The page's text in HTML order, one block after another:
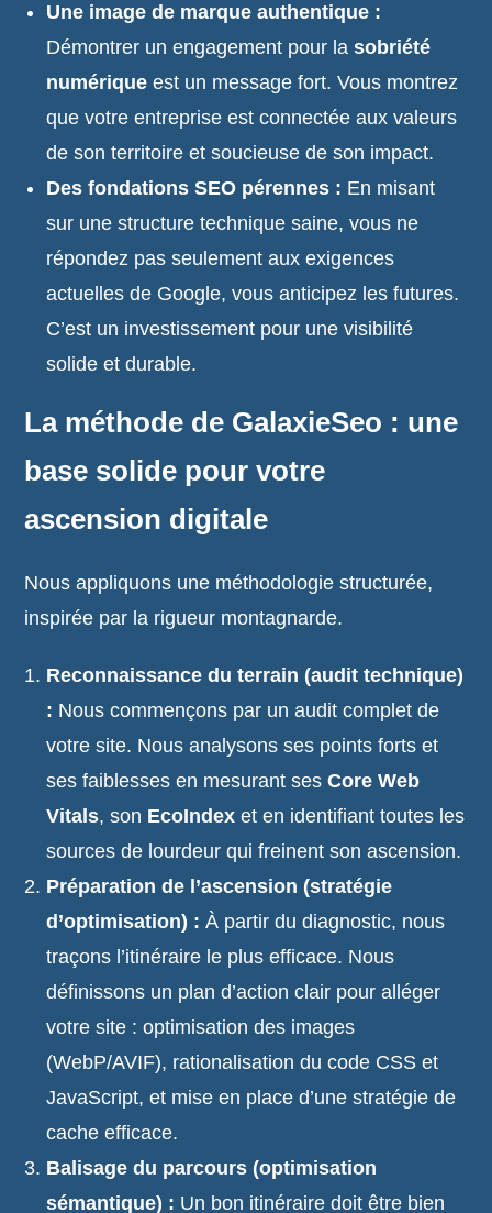
Une image de marque authentique :
Démontrer un engagement pour lasobriété
numérique est un message fort. Vous montrez
que votre entreprise est connectée aux valeurs
de son territoire et soucieuse de son impact.
Des fondations SEO pérennes : En misant
sur une structure technique saine, vous ne
répondez pas seulement aux exigences
actuelles de Google, vous anticipez les futures.
C’est un investissement pour une visibilité
solide et durable.
La méthode de GalaxieSeo : une
base solide pour votre
ascension digitale
Nous appliquons une méthodologie structurée,
inspirée par la rigueur montagnarde.
Reconnaissance du terrain (audit technique)
: Nous commençons par un audit complet de
votre site. Nous analysons ses points forts et
ses faiblesses en mesurant sesCore Web
Vitals, son EcoIndex et en identifiant toutes les
sources de lourdeur qui freinent son ascension.
Préparation de l’ascension (stratégie
d’optimisation) : À partir du diagnostic, nous
traçons l’itinéraire le plus efficace. Nous
définissons un plan d’action clair pour alléger
votre site : optimisation des images
(WebP/AVIF), rationalisation du code CSS et
JavaScript, et mise en place d’une stratégie de
cache efficace.
Balisage du parcours (optimisation
sémantique) : Un bon itinéraire doit être bien